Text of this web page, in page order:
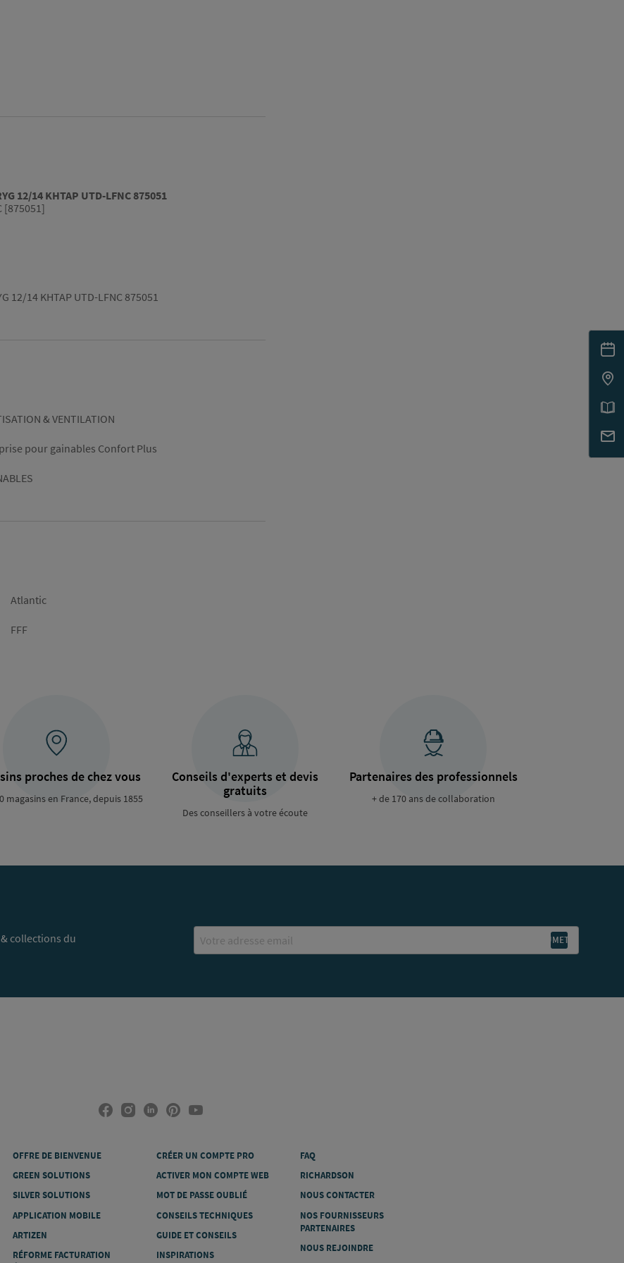
12/14 KHTAP UTD-LFNC 875051
[875051]
12/14 KHTAP UTD-LFNC 875051
& VENTILATION
pour gainables Confort Plus
Marque
Atlantic
Type
FFF
proches de chez vous
magasins en France, depuis 1855
Conseils d'experts et devis
gratuits
Des conseillers à votre écoute
Partenaires des professionnels
+ de 170 ans de collaboration
collections du
OFFRE DE BIENVENUE
GREEN SOLUTIONS
SILVER SOLUTIONS
APPLICATION MOBILE
ARTIZEN
RÉFORME FACTURATION
CRÉER UN COMPTE PRO
ACTIVER MON COMPTE WEB
MOT DE PASSE OUBLIÉ
CONSEILS TECHNIQUES
GUIDE ET CONSEILS
INSPIRATIONS
FAQ
RICHARDSON
NOUS CONTACTER
NOS FOURNISSEURS
PARTENAIRES
NOUS REJOINDRE